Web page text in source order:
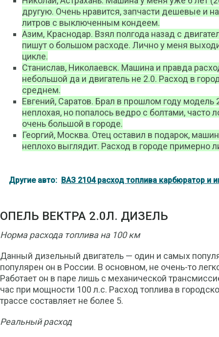
другую. Очень нравится, запчасти дешевые и
литров с выключенным кондеем.
Азим, Краснодар. Взял полгода назад с
пишут о большом расходе. Лично у меня
цикле.
Станислав, Николаевск. Машина и правда
небольшой да и двигатель не 2.0. Расход в
среднем.
Евгений, Саратов. Брал в прошлом году
неплохая, но попалось ведро с болтами, часто
очень большой в городе.
Георгий, Москва. Отец оставил в подарок,
неплохо выглядит. Расход в городе примерно
Другие авто: ВАЗ 2104 расход топлива карбюратор и
ОПЕЛЬ ВЕКТРА 2.0Л. ДИЗЕЛЬ
Норма расхода топлива на 100 км
Данный дизельный двигатель — один и самых
популярен он в России. В основном, не очень-то
Работает он в паре лишь с механической
час при мощности 100 л.с. Расход топлива в
трассе составляет не более 5.
Реальный расход